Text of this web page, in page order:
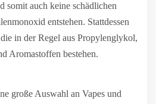
somit auch keine schädlichen
entstehen. Stattdessen
in der Regel aus Propylenglykol,
Aromastoffen bestehen.
große Auswahl an Vapes und